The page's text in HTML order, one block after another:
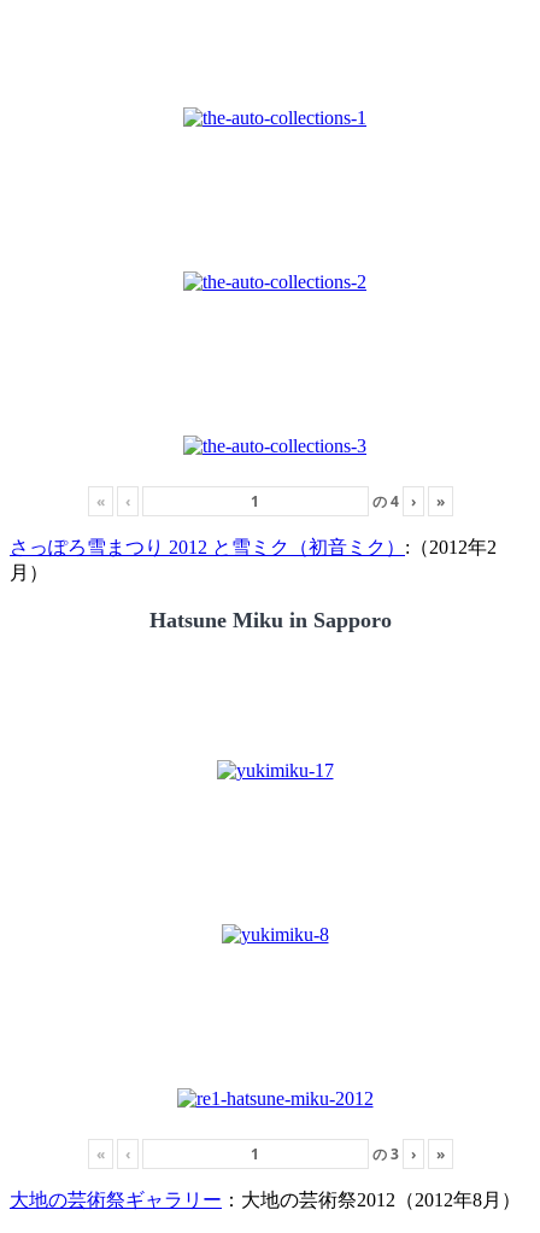
« ‹ の4 › »
さっぽろ雪まつり 2012 と雪ミク（初音ミク） :（2012年2
月）
Hatsune Miku in Sapporo
« ‹ の3 › »
大地の芸術祭ギャラリー ：大地の芸術祭2012（2012年8月）